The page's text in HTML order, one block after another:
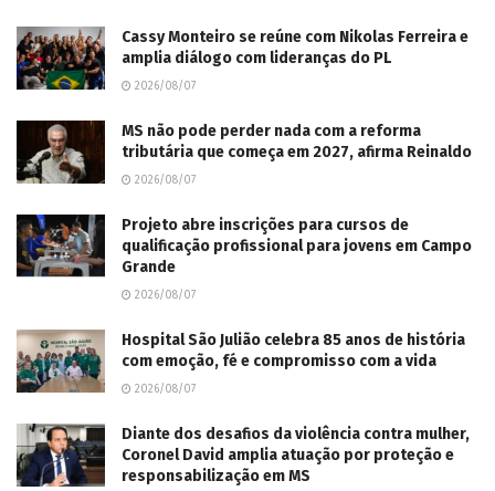
Cassy Monteiro se reúne com Nikolas Ferreira e
amplia diálogo com lideranças do PL
2026/08/07
MS não pode perder nada com a reforma
tributária que começa em 2027, afirma Reinaldo
2026/08/07
Projeto abre inscrições para cursos de
qualificação profissional para jovens em Campo
Grande
2026/08/07
Hospital São Julião celebra 85 anos de história
com emoção, fé e compromisso com a vida
2026/08/07
Diante dos desafios da violência contra mulher,
Coronel David amplia atuação por proteção e
responsabilização em MS